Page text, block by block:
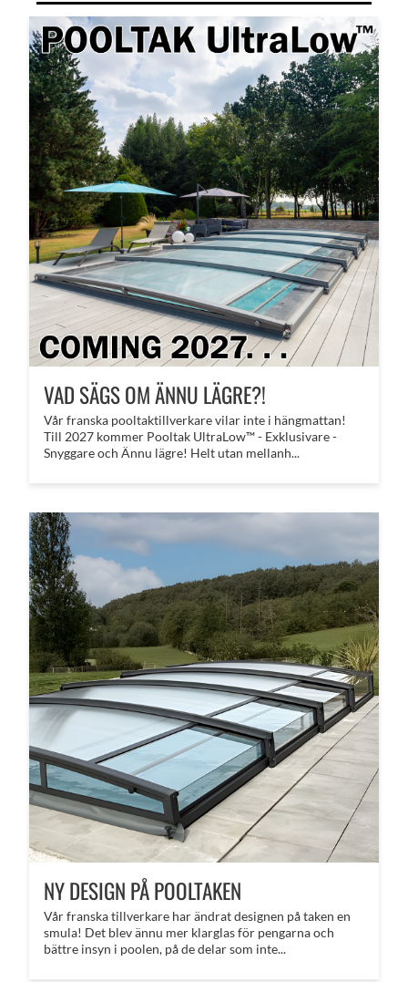
VAD SÄGS OM ÄNNU LÄGRE?!
​Vår franska pooltaktillverkare vilar inte i hängmattan!
Till 2027 kommer Pooltak UltraLow™ - Exklusivare -
Snyggare och Ännu lägre! Helt utan mellanh...
NY DESIGN PÅ POOLTAKEN
Vår franska tillverkare har ändrat designen på taken en
smula! Det blev ännu mer klarglas för pengarna och
bättre insyn i poolen, på de delar som inte...